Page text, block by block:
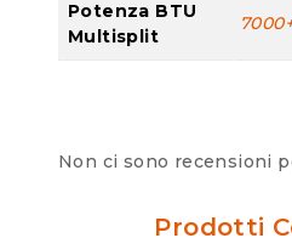
Potenza BTU
Multisplit
Non ci sono recensioni
Prodotti